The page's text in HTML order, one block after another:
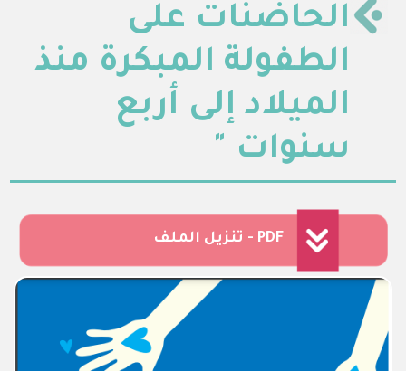
الحاضنات على
الطفولة المبكرة منذ
الميلاد إلى أربع
سنوات "
تنزيل الملف - PDF